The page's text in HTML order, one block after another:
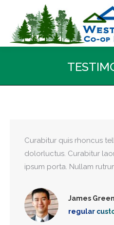
James Green
regular
Curabitur quis rhoncus
dolorluctus. Curabitur
ipsum porta. Nullam